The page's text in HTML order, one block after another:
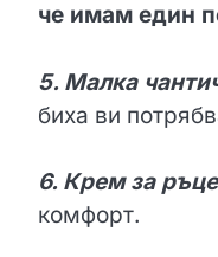
че имам един
5. Малка
биха ви
6. Крем за ръце
комфорт.